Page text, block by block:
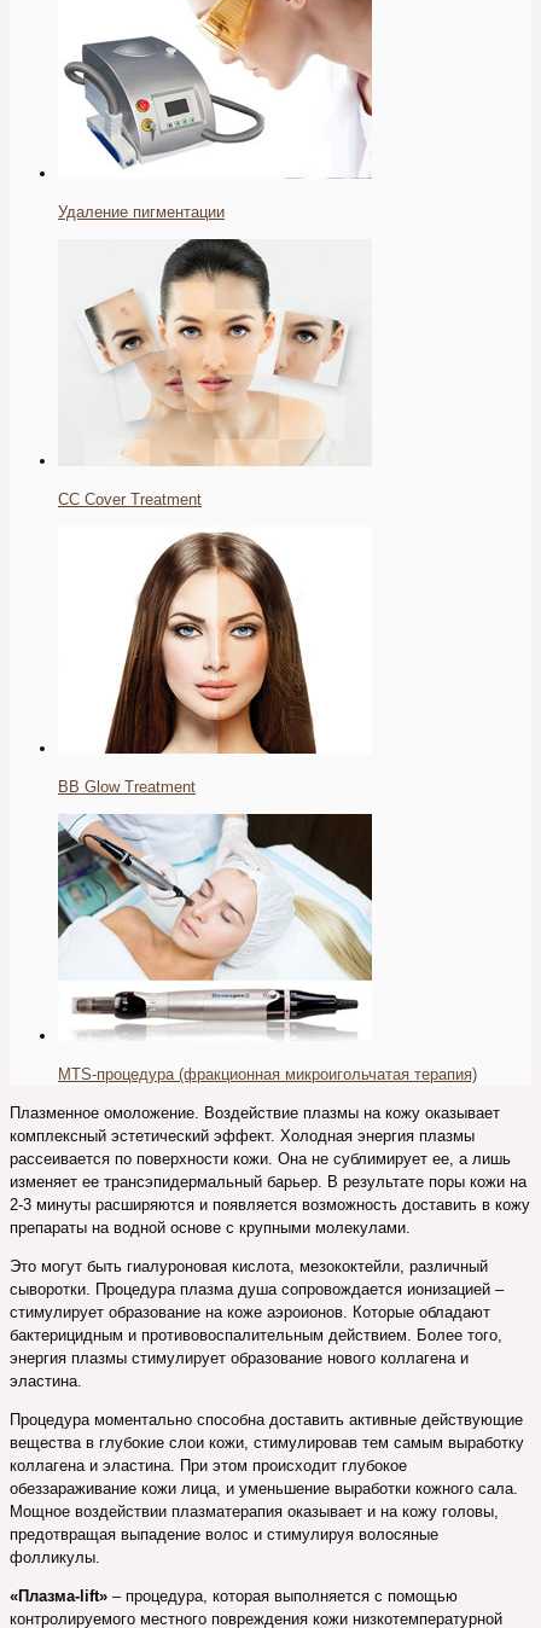
Удаление пигментации
CC Cover Treatment
BB Glow Treatment
MTS-процедура (фракционная микроигольчатая терапия)
Плазменное омоложение. Воздействие плазмы на кожу оказывает
комплексный эстетический эффект. Холодная энергия плазмы
рассеивается по поверхности кожи. Она не сублимирует ее, а лишь
изменяет ее трансэпидермальный барьер. В результате поры кожи на
2-3 минуты расширяются и появляется возможность доставить в кожу
препараты на водной основе с крупными молекулами.
Это могут быть гиалуроновая кислота, мезококтейли, различный
сыворотки. Процедура плазма душа сопровождается ионизацией –
стимулирует образование на коже аэроионов. Которые обладают
бактерицидным и противовоспалительным действием. Более того,
энергия плазмы стимулирует образование нового коллагена и
эластина.
Процедура моментально способна доставить активные действующие
вещества в глубокие слои кожи, стимулировав тем самым выработку
коллагена и эластина. При этом происходит глубокое
обеззараживание кожи лица, и уменьшение выработки кожного сала.
Мощное воздействии плазматерапия оказывает и на кожу головы,
предотвращая выпадение волос и стимулируя волосяные
фолликулы.
«Плазма-lift» – процедура, которая выполняется с помощью
контролируемого местного повреждения кожи низкотемпературной